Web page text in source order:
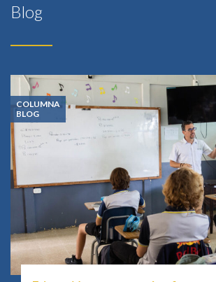
Blog
COLUMNA
BLOG